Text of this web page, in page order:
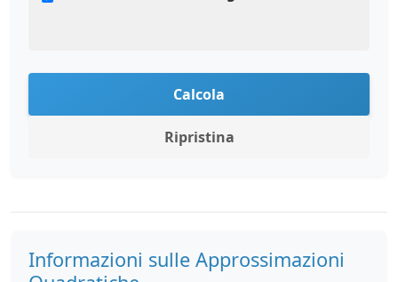
Calcola
Ripristina
Informazioni sulle Approssimazioni